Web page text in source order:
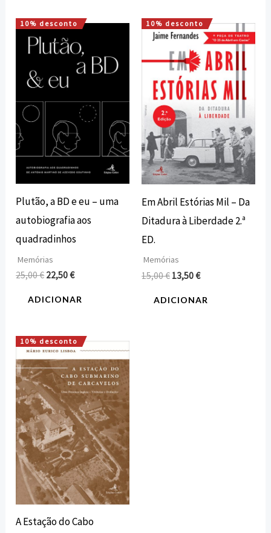
10% desconto
Plutão, a BD e eu – uma
autobiografia aos
quadradinhos
Memórias
25,00€
O
preço
original
25,00 €.
22,50€
O
preço
atual
é:
22,50 €.
ADICIONAR
10% desconto
Em Abril Estórias Mil – Da
Ditadura à Liberdade 2.ª
ED.
Memórias
15,00€
O
preço
original
era:
15,00 €.
13,50€
O
preço
atual
é:
13,50 €.
ADICIONAR
10% desconto
A Estação do Cabo
O
preço
original
era:
15,00 €.
O
preço
atual
é:
13,50 €.